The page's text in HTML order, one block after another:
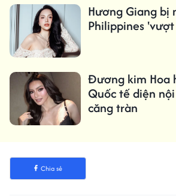
Hương Giang bị
Philippines
Đương kim Hoa
Quốc tế diện
căng tràn
Chia sẻ